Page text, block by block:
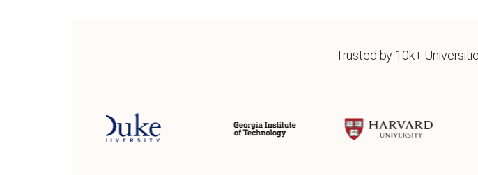
Trusted by 10k+